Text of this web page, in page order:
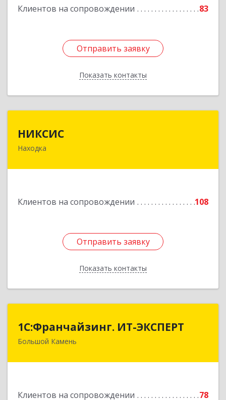
Клиентов на сопровождении 83
Отправить заявку
Показать контакты
Подробнее
Отправить заявку
Назад
НИКСИС
Находка
Клиентов на сопровождении 108
Отправить заявку
Показать контакты
Отправить заявку
Назад
1С:Франчайзинг. ИТ-ЭКСПЕРТ
Большой Камень
Клиентов на сопровождении 78
1С:Франчайзинг. ИТ-ЭКСПЕРТ
692806, Приморский край, Большой Камень г,